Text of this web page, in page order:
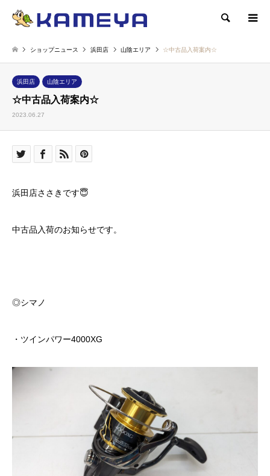
検索
ショップニュース 浜田店 山陰エリア ☆中古品入荷案内☆
浜田店 山陰エリア
☆中古品入荷案内☆
2023.06.27
浜田店ささきです😇
中古品入荷のお知らせです。
◎シマノ
・ツインパワー4000XG